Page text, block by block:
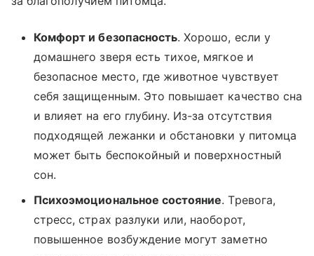
Комфорт и безопасность. Хорошо, если у
домашнего зверя есть тихое, мягкое и
безопасное место, где животное чувствует
себя защищенным. Это повышает качество сна
и влияет на его глубину. Из-за отсутствия
подходящей лежанки и обстановки у питомца
может быть беспокойный и поверхностный
сон.
Психоэмоциональное состояние. Тревога,
стресс, страх разлуки или, наоборот,
повышенное возбуждение могут заметно